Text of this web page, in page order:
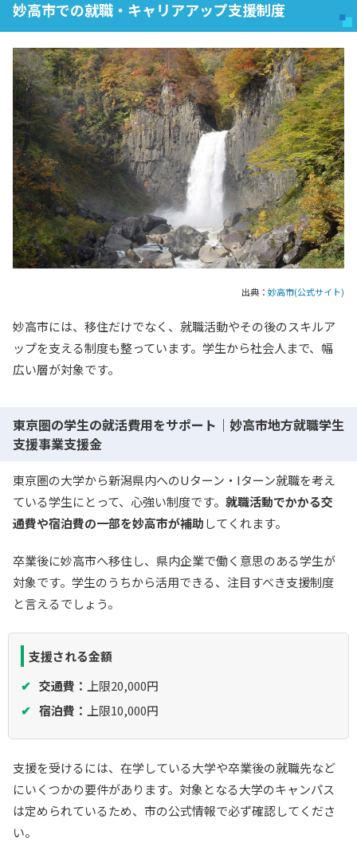
妙高市での就職・キャリアアップ支援制度
出典： 妙高市(公式サイト)
妙高市には、移住だけでなく、就職活動やその後のスキルア
ップを支える制度も整っています。学生から社会人まで、幅
広い層が対象です。
東京圏の学生の就活費用をサポート｜妙高市地方就職学生
支援事業支援金
東京圏の大学から新潟県内へのUターン・Iターン就職を考え
ている学生にとって、心強い制度です。 就職活動でかかる交
通費や宿泊費の一部を妙高市が補助してくれます。
卒業後に妙高市へ移住し、県内企業で働く意思のある学生が
対象です。学生のうちから活用できる、注目すべき支援制度
と言えるでしょう。
支援される金額
交通費： 上限20,000円
宿泊費： 上限10,000円
支援を受けるには、在学している大学や卒業後の就職先など
にいくつかの要件があります。対象となる大学のキャンパス
は定められているため、市の公式情報で必ず確認してくださ
い。